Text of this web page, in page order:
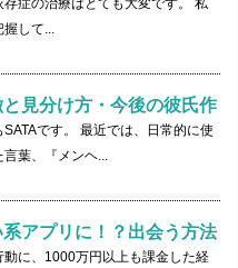
存症の治療はとても大変です。 私
握して...
見分け方・今後の彼氏作
SATAです。 最近では、日常的に使
葉、『メンヘ...
アプリに！？出会う方法
動に、1000万円以上も課金した経